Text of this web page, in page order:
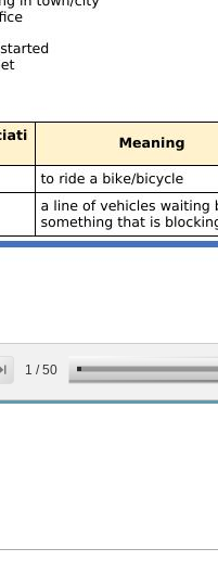
1 /50